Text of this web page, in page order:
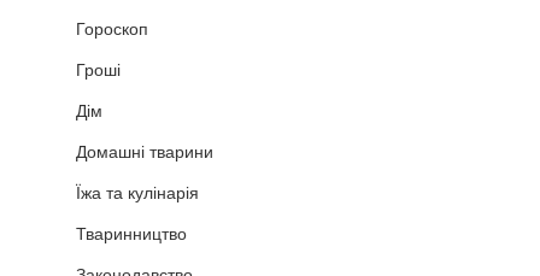
Гороскоп
Гроші
Дім
Домашні тварини
Їжа та кулінарія
Тваринництво